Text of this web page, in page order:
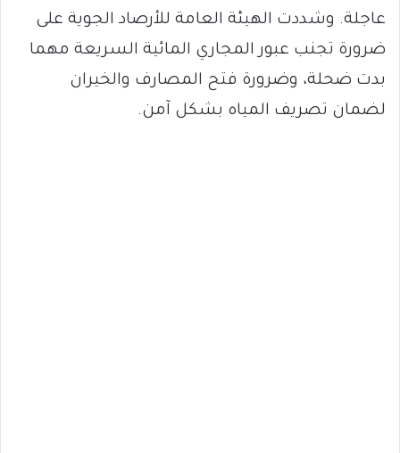
عاجلة. وشددت الهيئة العامة للأرصاد الجوية على
ضرورة تجنب عبور المجاري المائية السريعة مهما
بدت ضحلة، وضرورة فتح المصارف والخيران
لضمان تصريف المياه بشكل آمن.